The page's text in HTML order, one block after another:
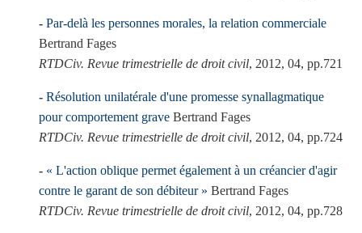
Par-delà les personnes morales, la relation commerciale
Bertrand Fages
RTDCiv. Revue trimestrielle de droit civil, 2012, 04, pp.721
Résolution unilatérale d'une promesse synallagmatique
pour comportement grave Bertrand Fages
RTDCiv. Revue trimestrielle de droit civil, 2012, 04, pp.724
« L'action oblique permet également à un créancier d'agir
contre le garant de son débiteur » Bertrand Fages
RTDCiv. Revue trimestrielle de droit civil, 2012, 04, pp.728